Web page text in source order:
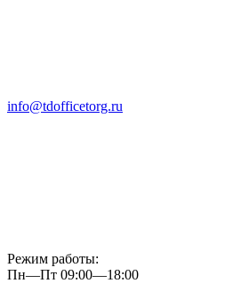
info@tdofficetorg.ru
Режим работы:
Пн—Пт 09:00—18:00